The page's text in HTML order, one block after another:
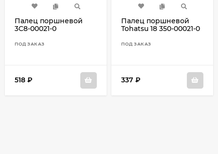
Палец поршневой
3C8-00021-0
ПОД ЗАКАЗ
518 ₽
Палец поршневой
Tohatsu 18 350-00021-0
ПОД ЗАКАЗ
337 ₽